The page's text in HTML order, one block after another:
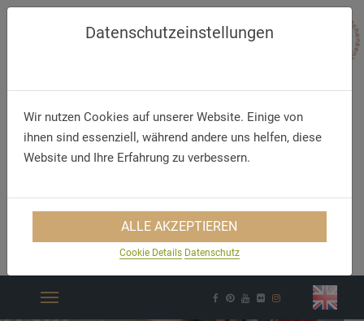
Telefon
E-Mail
Datenschutzeinstellungen
Wir nutzen Cookies auf unserer Website. Einige von
ihnen sind essenziell, während andere uns helfen, diese
Website und Ihre Erfahrung zu verbessern.
ALLE AKZEPTIEREN
Cookie Details Datenschutz